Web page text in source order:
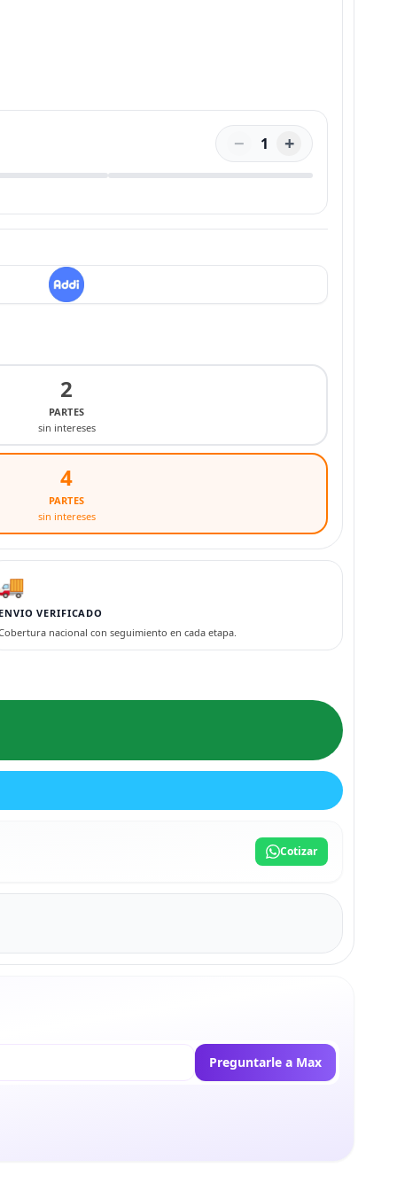
− 1 +
2
PARTES
sin intereses
4
PARTES
sin intereses
🚚
ENVIO VERIFICADO
nacional con seguimiento en cada etapa.
Cotizar
Preguntarle a Max